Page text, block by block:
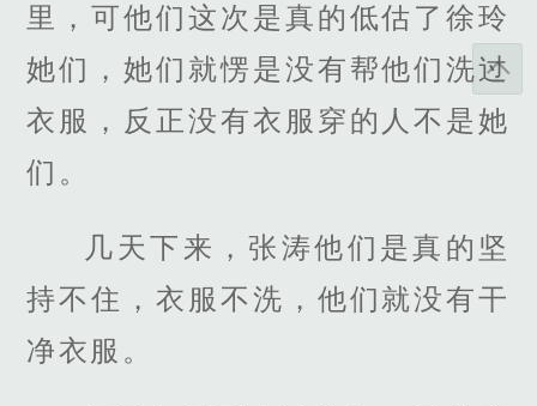
里，可他们这次是真的低估了徐玲
她们，她们就愣是没有帮他们洗过
衣服，反正没有衣服穿的人不是她
们。
几天下来，张涛他们是真的坚
持不住，衣服不洗，他们就没有干
净衣服。